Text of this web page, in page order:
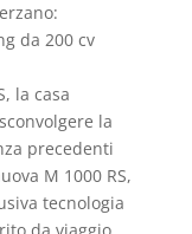
da 200 cv
la casa
la
precedenti
M 1000 RS,
tecnologia